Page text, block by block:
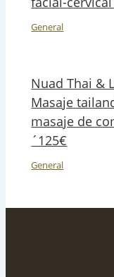
General
Nuad Thai &
Masaje
masaje de
´125€
General